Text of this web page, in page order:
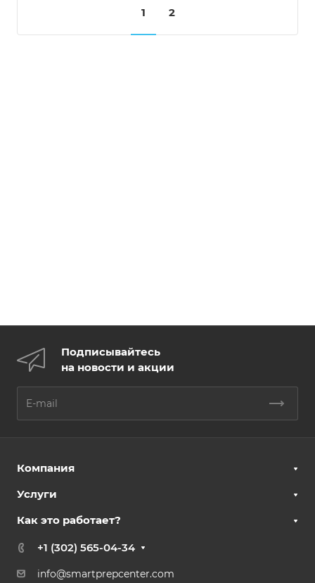
1 2
Подписывайтесь
на новости и акции
Компания
Услуги
Как это работает?
+1 (302) 565-04-34
info@smartprepcenter.com